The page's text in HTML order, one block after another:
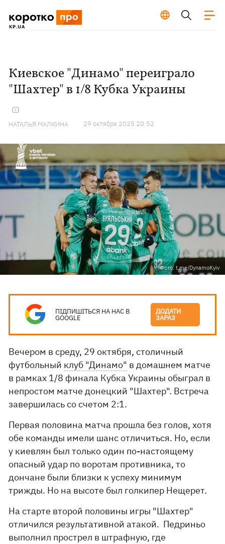
Киевское "Динамо" переиграло
"Шахтер" в 1/8 Кубка Украины
НАТАЛЬЯ МАЛКИНА 29 октября 2025 20:52
Фото: t.me/DynamoKyiv
ПІДПИШІТЬСЯ НА НАС В
GOOGLE
ДОДАТИ
ЗАРАЗ
Вечером в среду, 29 октября, столичный
футбольный клуб "Динамо" в домашнем матче
в рамках 1/8 финала Кубка Украины обыграл в
непростом матче донецкий "Шахтер". Встреча
завершилась со счетом 2:1.
Первая половина матча прошла без голов, хотя
обе команды имели шанс отличиться. Но, если
у киевлян был только один по-настоящему
опасный удар по воротам противника, то
дончане были близки к успеху минимум
трижды. Но на высоте был голкипер Нещерет.
На старте второй половины игры "Шахтер"
отличился результативной атакой. Педриньо
выполнил прострел в штрафную, где